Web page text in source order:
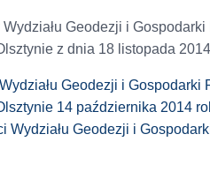
Geodezji i
z dnia 18 listopada
Geodezji i Gospodarki
14 października 2014
Wydziału Geodezji i